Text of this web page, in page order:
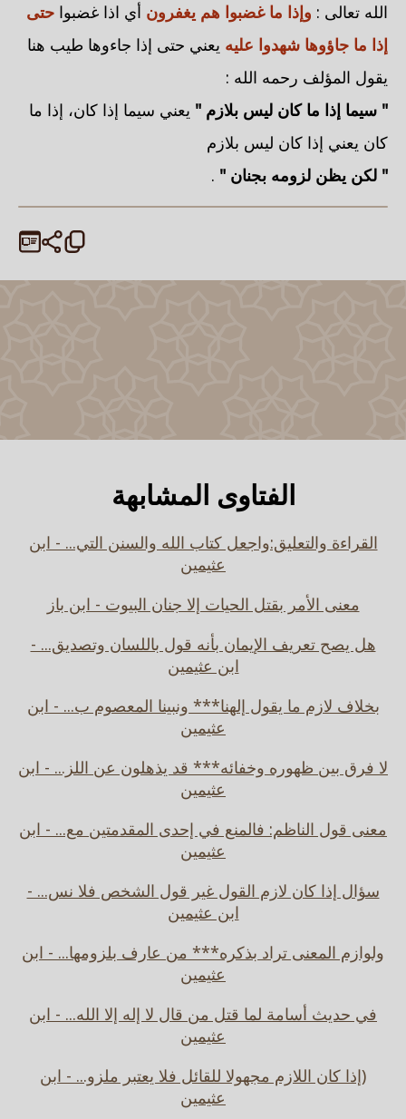
الله تعالى : وإذا ما غضبوا هم يغفرون أي اذا غضبوا حتى
إذا ما جاؤوها شهدوا عليه يعني حتى إذا جاءوها طيب هنا
يقول المؤلف رحمه الله :
" سيما إذا ما كان ليس بلازم " يعني سيما إذا كان، إذا ما
كان يعني إذا كان ليس بلازم
" لكن يظن لزومه بجنان " .
الفتاوى المشابهة
القراءة والتعليق:واجعل كتاب الله والسنن التي... - ابن
عثيمين
معنى الأمر بقتل الحيات إلا جنان البيوت - ابن باز
هل يصح تعريف الإيمان بأنه قول باللسان وتصديق... -
ابن عثيمين
بخلاف لازم ما يقول إلهنا*** ونبينا المعصوم ب... - ابن
عثيمين
لا فرق بين ظهوره وخفائه*** قد يذهلون عن اللز... - ابن
عثيمين
معنى قول الناظم: فالمنع في إحدى المقدمتين مع... - ابن
عثيمين
سؤال إذا كان لازم القول غير قول الشخص فلا نس... -
ابن عثيمين
ولوازم المعنى تراد بذكره*** من عارف بلزومها... - ابن
عثيمين
في حديث أسامة لما قتل من قال لا إله إلا الله... - ابن
عثيمين
(إذا كان اللازم مجهولا للقائل فلا يعتبر ملزو... - ابن
عثيمين